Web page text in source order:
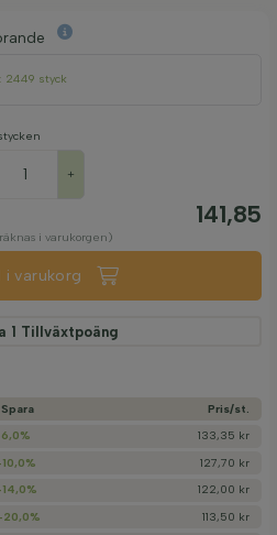
: 2449 styck
+
141,85
i varukorgen)
i varukorg
1 Tillväxtpoäng
Spara
Pris/­st.
133,35 kr
127,70 kr
122,00 kr
20,0%
113,50 kr